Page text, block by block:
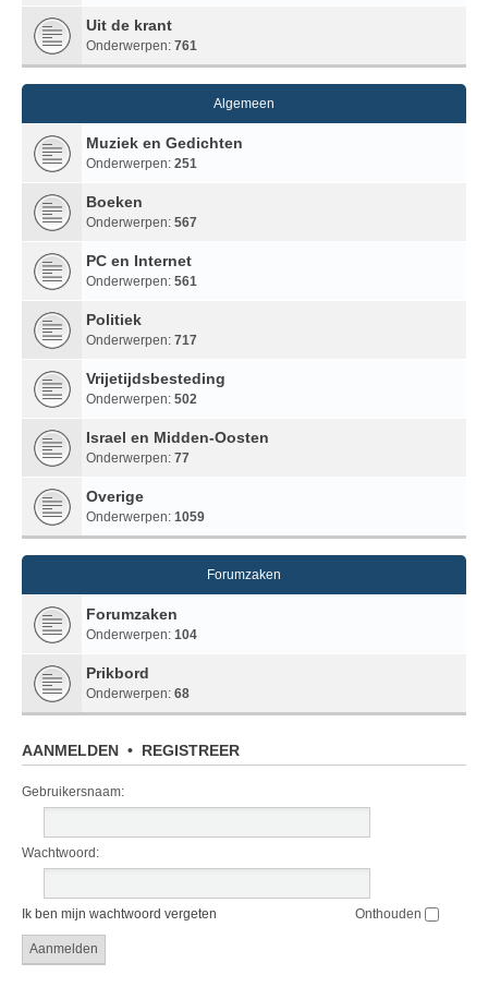
Uit de krant
Onderwerpen: 761
Algemeen
Muziek en Gedichten
Onderwerpen: 251
Boeken
Onderwerpen: 567
PC en Internet
Onderwerpen: 561
Politiek
Onderwerpen: 717
Vrijetijdsbesteding
Onderwerpen: 502
Israel en Midden-Oosten
Onderwerpen: 77
Overige
Onderwerpen: 1059
Forumzaken
Forumzaken
Onderwerpen: 104
Prikbord
Onderwerpen: 68
AANMELDEN • REGISTREER
Gebruikersnaam:
Wachtwoord:
Ik ben mijn wachtwoord vergeten Onthouden